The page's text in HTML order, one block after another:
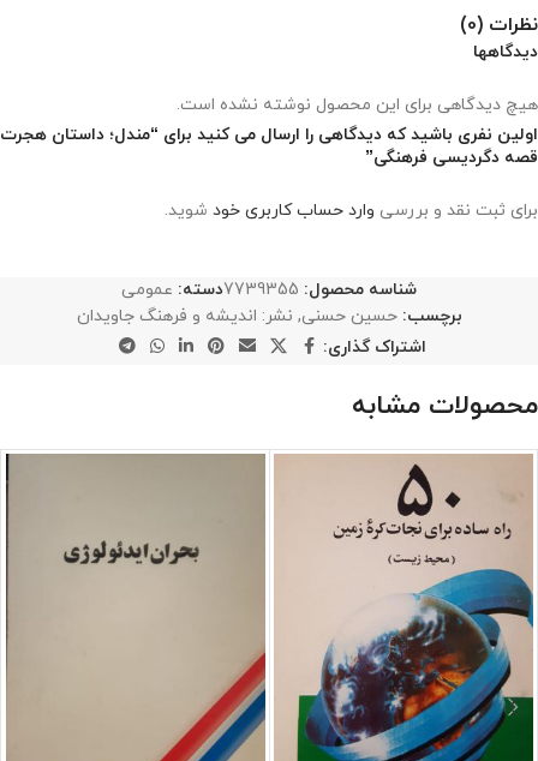
نظرات (0)
دیدگاهها
هیچ دیدگاهی برای این محصول نوشته نشده است.
اولین نفری باشید که دیدگاهی را ارسال می کنید برای “مندل؛ داستان هجرت
قصه دگردیسی فرهنگی”
برای ثبت نقد و بررسی وارد حساب کاربری خود شوید.
شناسه محصول: 7739355دسته: عمومی
برچسب: حسین حسنی, نشر: اندیشه و فرهنگ جاویدان
اشتراک گذاری:
محصولات مشابه